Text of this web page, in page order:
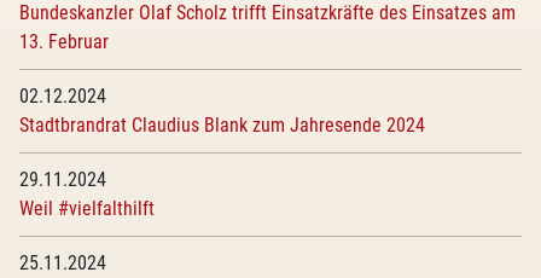
Bundeskanzler Olaf Scholz trifft Einsatzkräfte des Einsatzes am
13. Februar
02.12.2024
Stadtbrandrat Claudius Blank zum Jahresende 2024
29.11.2024
Weil #vielfalthilft
25.11.2024